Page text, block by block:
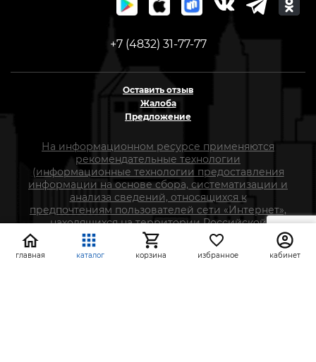
+7 (4832) 31-77-77
Оставить отзыв
Жалоба
Предложение
На информационном ресурсе применяются
рекомендательные технологии
(информационные технологии предоставления
информации на основе сбора, систематизации и
анализа сведений, относящихся к
предпочтениям пользователей сети «Интернет»,
находящихся на территории Российской
Федерации)
главная каталог корзина избранное кабинет